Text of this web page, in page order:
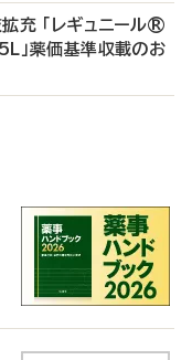
充 「レギュニール®
」薬価基準収載のお